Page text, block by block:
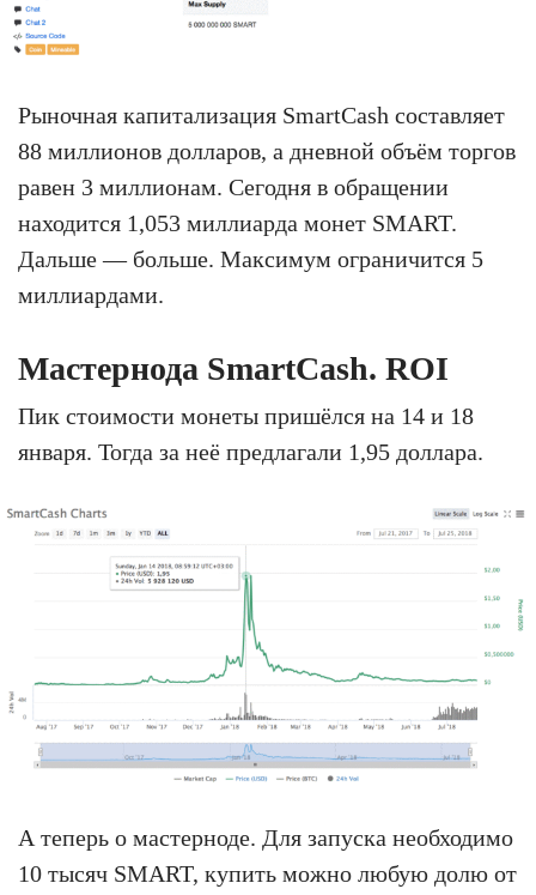
Рыночная капитализация SmartCash составляет
88 миллионов долларов, а дневной объём торгов
равен 3 миллионам. Сегодня в обращении
находится 1,053 миллиарда монет SMART.
Дальше — больше. Максимум ограничится 5
миллиардами.
Мастернода SmartCash. ROI
Пик стоимости монеты пришёлся на 14 и 18
января. Тогда за неё предлагали 1,95 доллара.
А теперь о мастерноде. Для запуска необходимо
10 тысяч SMART, купить можно любую долю от